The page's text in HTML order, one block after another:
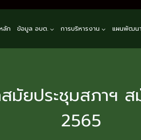
ลัก ข้อมูล อบต. การบริหารงาน แผนพัฒนา
สมัยประชุมสภา
2565